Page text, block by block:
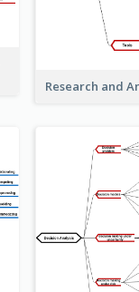
Research and